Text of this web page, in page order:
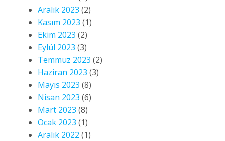
Aralık 2023 (2)
Kasım 2023 (1)
Ekim 2023 (2)
Eylül 2023 (3)
Temmuz 2023 (2)
Haziran 2023 (3)
Mayıs 2023 (8)
Nisan 2023 (6)
Mart 2023 (8)
Ocak 2023 (1)
Aralık 2022 (1)